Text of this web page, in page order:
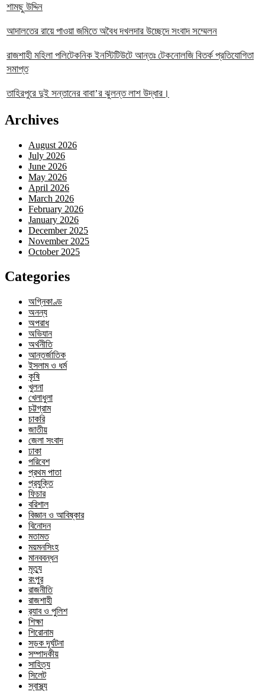
শামছু উদ্দিন
আদালতের রায়ে পাওয়া জমিতে অবৈধ দখলদার উচ্ছেদে সংবাদ সম্মেলন
রাজশাহী মহিলা পলিটেকনিক ইনস্টিটিউটে আন্তঃ টেকনোলজি বিতর্ক প্রতিযোগিতা
সমাপ্ত
তাহিরপুরে দুই সন্তানের বাবা’র ঝুলন্ত লাশ উদ্ধার।
Archives
August 2026
July 2026
June 2026
May 2026
April 2026
March 2026
February 2026
January 2026
December 2025
November 2025
October 2025
Categories
অগ্নিকাণ্ড
অনন্য
অপরাধ
অভিযান
অর্থনীতি
আন্তর্জাতিক
ইসলাম ও ধর্ম
কৃষি
খুলনা
খেলাধুলা
চট্টগ্রাম
চাকরি
জাতীয়
জেলা সংবাদ
ঢাকা
পরিবেশ
প্রথম পাতা
প্রযুক্তি
ফিচার
বরিশাল
বিজ্ঞান ও আবিষ্কার
বিনোদন
মতামত
ময়মনসিংহ
মানববন্ধন
মৃত্যু
রংপুর
রাজনীতি
রাজশাহী
র‍্যাব ও পুলিশ
শিক্ষা
শিরোনাম
সড়ক দূর্ঘটনা
সম্পাদকীয়
সাহিত্য
সিলেট
স্বাস্থ্য